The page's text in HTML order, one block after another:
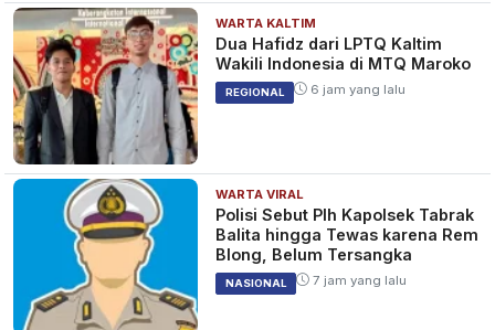
WARTA KALTIM
Dua Hafidz dari LPTQ Kaltim
Wakili Indonesia di MTQ Maroko
REGIONAL 6 jam yang lalu
WARTA VIRAL
Polisi Sebut Plh Kapolsek Tabrak
Balita hingga Tewas karena Rem
Blong, Belum Tersangka
NASIONAL 7 jam yang lalu